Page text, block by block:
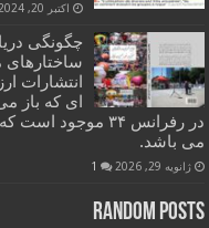
اکتبر 20, 2024
چگونگی
ساختارهای
انتشارات
می باشد.
ژانویه 29, 2026 1
Random Posts